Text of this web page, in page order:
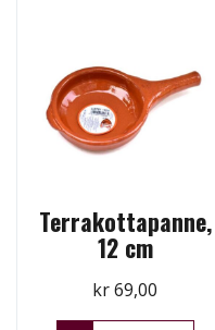
Terrakottapanne,
12 cm
kr69,00